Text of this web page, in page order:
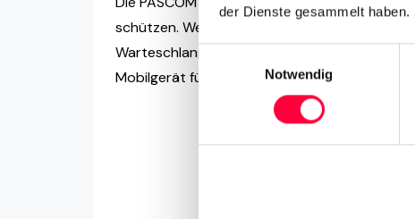
der Dienste gesammelt
Einwilligungsauswahl
Notwendig
schützen. Wenn Ihr
Warteschlangen ein- und auszuloggen, sowie
Mobilgerät für Anrufe zu deaktivieren.